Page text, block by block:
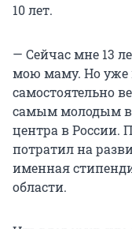
10 лет.
— Сейчас мне 13
мою маму. Но уже
самостоятельно
самым молодым
центра в России.
потратил на
именная
области.